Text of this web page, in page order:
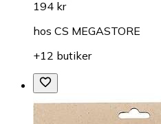
194 kr
hos CS MEGASTORE
+12 butiker